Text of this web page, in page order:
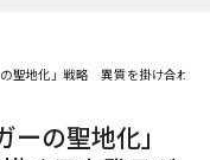
聖地化」戦略 異質を掛け合わせ
の聖地化」